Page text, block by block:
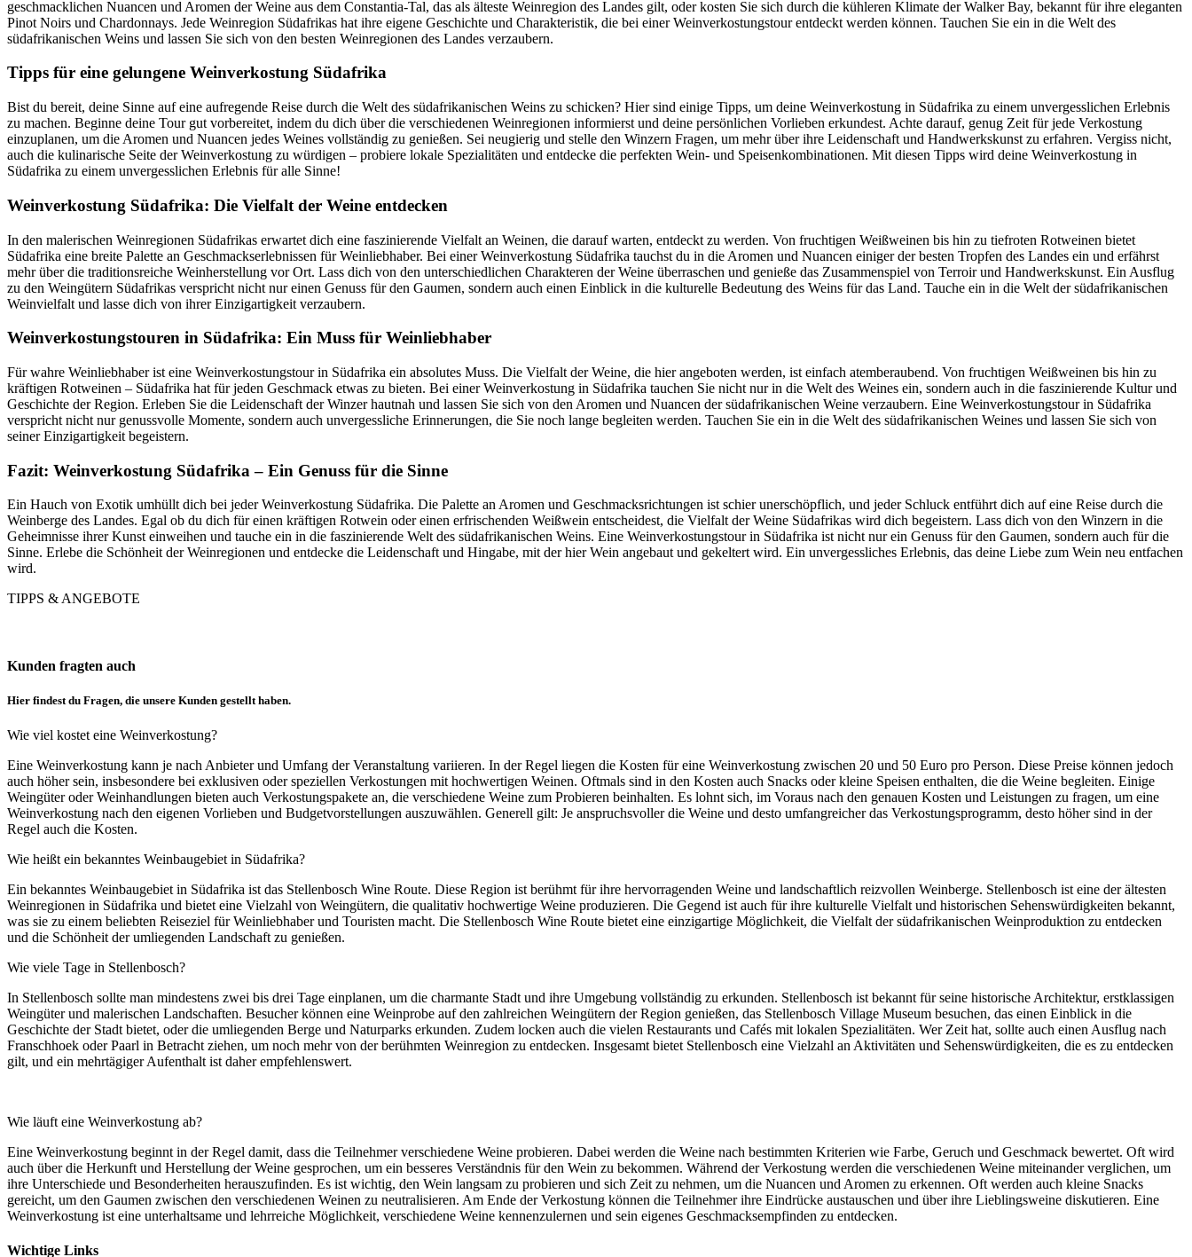
geschmacklichen Nuancen und Aromen der Weine aus dem Constantia-Tal, das als älteste Weinregion des Landes gilt, oder kosten Sie sich durch die kühleren Klimate der Walker Bay, bekannt für ihre eleganten
Pinot Noirs und Chardonnays. Jede Weinregion Südafrikas hat ihre eigene Geschichte und Charakteristik, die bei einer Weinverkostungstour entdeckt werden können. Tauchen Sie ein in die Welt des
südafrikanischen Weins und lassen Sie sich von den besten Weinregionen des Landes verzaubern.
Tipps für eine gelungene Weinverkostung Südafrika
Bist du bereit, deine Sinne auf eine aufregende Reise durch die Welt des südafrikanischen Weins zu schicken? Hier sind einige Tipps, um deine Weinverkostung in Südafrika zu einem unvergesslichen Erlebnis
zu machen. Beginne deine Tour gut vorbereitet, indem du dich über die verschiedenen Weinregionen informierst und deine persönlichen Vorlieben erkundest. Achte darauf, genug Zeit für jede Verkostung
einzuplanen, um die Aromen und Nuancen jedes Weines vollständig zu genießen. Sei neugierig und stelle den Winzern Fragen, um mehr über ihre Leidenschaft und Handwerkskunst zu erfahren. Vergiss nicht,
auch die kulinarische Seite der Weinverkostung zu würdigen – probiere lokale Spezialitäten und entdecke die perfekten Wein- und Speisenkombinationen. Mit diesen Tipps wird deine Weinverkostung in
Südafrika zu einem unvergesslichen Erlebnis für alle Sinne!
Weinverkostung Südafrika: Die Vielfalt der Weine entdecken
In den malerischen Weinregionen Südafrikas erwartet dich eine faszinierende Vielfalt an Weinen, die darauf warten, entdeckt zu werden. Von fruchtigen Weißweinen bis hin zu tiefroten Rotweinen bietet
Südafrika eine breite Palette an Geschmackserlebnissen für Weinliebhaber. Bei einer Weinverkostung Südafrika tauchst du in die Aromen und Nuancen einiger der besten Tropfen des Landes ein und erfährst
mehr über die traditionsreiche Weinherstellung vor Ort. Lass dich von den unterschiedlichen Charakteren der Weine überraschen und genieße das Zusammenspiel von Terroir und Handwerkskunst. Ein Ausflug
zu den Weingütern Südafrikas verspricht nicht nur einen Genuss für den Gaumen, sondern auch einen Einblick in die kulturelle Bedeutung des Weins für das Land. Tauche ein in die Welt der südafrikanischen
Weinvielfalt und lasse dich von ihrer Einzigartigkeit verzaubern.
Weinverkostungstouren in Südafrika: Ein Muss für Weinliebhaber
Für wahre Weinliebhaber ist eine Weinverkostungstour in Südafrika ein absolutes Muss. Die Vielfalt der Weine, die hier angeboten werden, ist einfach atemberaubend. Von fruchtigen Weißweinen bis hin zu
kräftigen Rotweinen – Südafrika hat für jeden Geschmack etwas zu bieten. Bei einer Weinverkostung in Südafrika tauchen Sie nicht nur in die Welt des Weines ein, sondern auch in die faszinierende Kultur und
Geschichte der Region. Erleben Sie die Leidenschaft der Winzer hautnah und lassen Sie sich von den Aromen und Nuancen der südafrikanischen Weine verzaubern. Eine Weinverkostungstour in Südafrika
verspricht nicht nur genussvolle Momente, sondern auch unvergessliche Erinnerungen, die Sie noch lange begleiten werden. Tauchen Sie ein in die Welt des südafrikanischen Weines und lassen Sie sich von
seiner Einzigartigkeit begeistern.
Fazit: Weinverkostung Südafrika – Ein Genuss für die Sinne
Ein Hauch von Exotik umhüllt dich bei jeder Weinverkostung Südafrika. Die Palette an Aromen und Geschmacksrichtungen ist schier unerschöpflich, und jeder Schluck entführt dich auf eine Reise durch die
Weinberge des Landes. Egal ob du dich für einen kräftigen Rotwein oder einen erfrischenden Weißwein entscheidest, die Vielfalt der Weine Südafrikas wird dich begeistern. Lass dich von den Winzern in die
Geheimnisse ihrer Kunst einweihen und tauche ein in die faszinierende Welt des südafrikanischen Weins. Eine Weinverkostungstour in Südafrika ist nicht nur ein Genuss für den Gaumen, sondern auch für die
Sinne. Erlebe die Schönheit der Weinregionen und entdecke die Leidenschaft und Hingabe, mit der hier Wein angebaut und gekeltert wird. Ein unvergessliches Erlebnis, das deine Liebe zum Wein neu entfachen
wird.
TIPPS & ANGEBOTE
Kunden fragten auch
Hier findest du Fragen, die unsere Kunden gestellt haben.
Wie viel kostet eine Weinverkostung?
Eine Weinverkostung kann je nach Anbieter und Umfang der Veranstaltung variieren. In der Regel liegen die Kosten für eine Weinverkostung zwischen 20 und 50 Euro pro Person. Diese Preise können jedoch
auch höher sein, insbesondere bei exklusiven oder speziellen Verkostungen mit hochwertigen Weinen. Oftmals sind in den Kosten auch Snacks oder kleine Speisen enthalten, die die Weine begleiten. Einige
Weingüter oder Weinhandlungen bieten auch Verkostungspakete an, die verschiedene Weine zum Probieren beinhalten. Es lohnt sich, im Voraus nach den genauen Kosten und Leistungen zu fragen, um eine
Weinverkostung nach den eigenen Vorlieben und Budgetvorstellungen auszuwählen. Generell gilt: Je anspruchsvoller die Weine und desto umfangreicher das Verkostungsprogramm, desto höher sind in der
Regel auch die Kosten.
Wie heißt ein bekanntes Weinbaugebiet in Südafrika?
Ein bekanntes Weinbaugebiet in Südafrika ist das Stellenbosch Wine Route. Diese Region ist berühmt für ihre hervorragenden Weine und landschaftlich reizvollen Weinberge. Stellenbosch ist eine der ältesten
Weinregionen in Südafrika und bietet eine Vielzahl von Weingütern, die qualitativ hochwertige Weine produzieren. Die Gegend ist auch für ihre kulturelle Vielfalt und historischen Sehenswürdigkeiten bekannt,
was sie zu einem beliebten Reiseziel für Weinliebhaber und Touristen macht. Die Stellenbosch Wine Route bietet eine einzigartige Möglichkeit, die Vielfalt der südafrikanischen Weinproduktion zu entdecken
und die Schönheit der umliegenden Landschaft zu genießen.
Wie viele Tage in Stellenbosch?
In Stellenbosch sollte man mindestens zwei bis drei Tage einplanen, um die charmante Stadt und ihre Umgebung vollständig zu erkunden. Stellenbosch ist bekannt für seine historische Architektur, erstklassigen
Weingüter und malerischen Landschaften. Besucher können eine Weinprobe auf den zahlreichen Weingütern der Region genießen, das Stellenbosch Village Museum besuchen, das einen Einblick in die
Geschichte der Stadt bietet, oder die umliegenden Berge und Naturparks erkunden. Zudem locken auch die vielen Restaurants und Cafés mit lokalen Spezialitäten. Wer Zeit hat, sollte auch einen Ausflug nach
Franschhoek oder Paarl in Betracht ziehen, um noch mehr von der berühmten Weinregion zu entdecken. Insgesamt bietet Stellenbosch eine Vielzahl an Aktivitäten und Sehenswürdigkeiten, die es zu entdecken
gilt, und ein mehrtägiger Aufenthalt ist daher empfehlenswert.
Wie läuft eine Weinverkostung ab?
Eine Weinverkostung beginnt in der Regel damit, dass die Teilnehmer verschiedene Weine probieren. Dabei werden die Weine nach bestimmten Kriterien wie Farbe, Geruch und Geschmack bewertet. Oft wird
auch über die Herkunft und Herstellung der Weine gesprochen, um ein besseres Verständnis für den Wein zu bekommen. Während der Verkostung werden die verschiedenen Weine miteinander verglichen, um
ihre Unterschiede und Besonderheiten herauszufinden. Es ist wichtig, den Wein langsam zu probieren und sich Zeit zu nehmen, um die Nuancen und Aromen zu erkennen. Oft werden auch kleine Snacks
gereicht, um den Gaumen zwischen den verschiedenen Weinen zu neutralisieren. Am Ende der Verkostung können die Teilnehmer ihre Eindrücke austauschen und über ihre Lieblingsweine diskutieren. Eine
Weinverkostung ist eine unterhaltsame und lehrreiche Möglichkeit, verschiedene Weine kennenzulernen und sein eigenes Geschmacksempfinden zu entdecken.
Wichtige Links